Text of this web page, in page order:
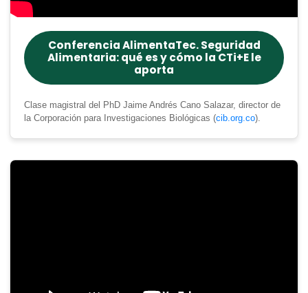
Conferencia AlimentaTec. Seguridad
Alimentaria: qué es y cómo la CTi+E le
aporta
Clase magistral del PhD Jaime Andrés Cano Salazar, director de
la Corporación para Investigaciones Biológicas (cib.org.co).